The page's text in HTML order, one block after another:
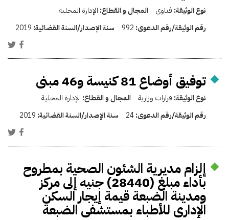
نوع الوثيقة: فتاوى المجال و القطاع: الإدارة المحلية
رقم الوثيقة/رقم الدعوى: 992 سنة الإصدار/السنة القضائية: 2019
توفيق أوضاع 81 كنيسة و46 مبنى
نوع الوثيقة: قرارات وزارية المجال و القطاع: الإدارة المحلية
رقم الوثيقة/رقم الدعوى:24 سنة الإصدار/السنة القضائية: 2019
إلزام مديرية الشئون الصحية بمطروح
بأداء مبلغ (28440) جنيه إلى مركز
ومدينة الضبعة قيمة إيجار السكن
الإدارى للأطباء بمستشفى الضبعة